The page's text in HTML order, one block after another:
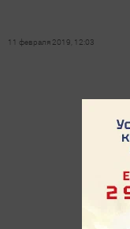
11 февраля 2019, 12:03